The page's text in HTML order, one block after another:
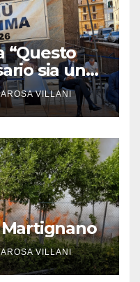
“Questo
sia un
VILLANI
VILLANI